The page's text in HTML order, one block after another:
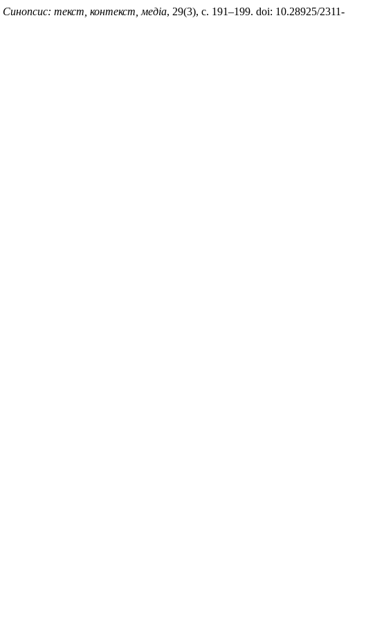
Синопсис: текст, контекст, медіа, 29(3), с. 191–199. doi: 10.28925/2311-